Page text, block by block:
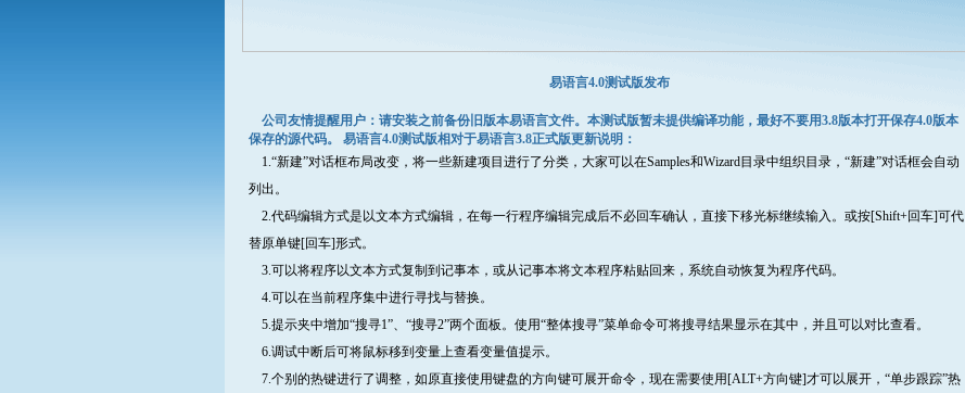
易语言4.0测试版发布
公司友情提醒用户：请安装之前备份旧版本易语言文件。本测试版暂未提供编译功能，最好不要用3.8版本打开保存4.0版本
保存的源代码。 易语言4.0测试版相对于易语言3.8正式版更新说明：
1.“新建”对话框布局改变，将一些新建项目进行了分类，大家可以在Samples和Wizard目录中组织目录，“新建”对话框会自动
列出。
2.代码编辑方式是以文本方式编辑，在每一行程序编辑完成后不必回车确认，直接下移光标继续输入。或按[Shift+回车]可代
替原单键[回车]形式。
3.可以将程序以文本方式复制到记事本，或从记事本将文本程序粘贴回来，系统自动恢复为程序代码。
4.可以在当前程序集中进行寻找与替换。
5.提示夹中增加“搜寻1”、“搜寻2”两个面板。使用“整体搜寻”菜单命令可将搜寻结果显示在其中，并且可以对比查看。
6.调试中断后可将鼠标移到变量上查看变量值提示。
7.个别的热键进行了调整，如原直接使用键盘的方向键可展开命令，现在需要使用[ALT+方向键]才可以展开，“单步跟踪”热